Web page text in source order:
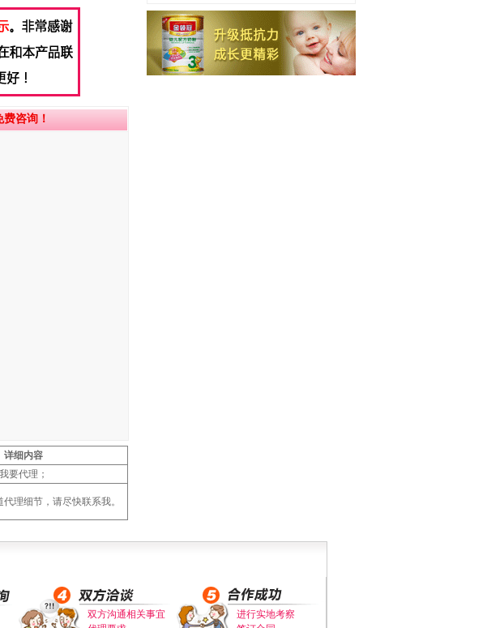
咨询！
详细内容
我要代理；
理细节，请尽快联系我。
双方沟通相关事宜
进行实地考察